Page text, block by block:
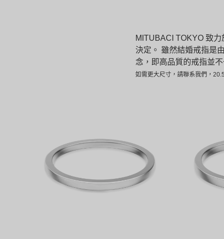
MITUBACI TOKYO 致
決定。 雖然結婚戒指是
念，即高品質的戒指並
如需更大尺寸，請聯系我們，